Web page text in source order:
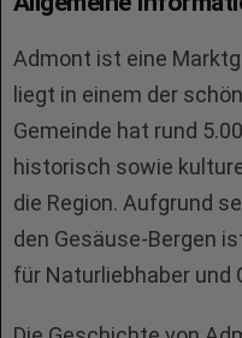
Admont ist eine
liegt in einem der
Gemeinde hat rund
historisch sowie
die Region. Aufgrund
den Gesäuse-Bergen
für Naturliebhaber und